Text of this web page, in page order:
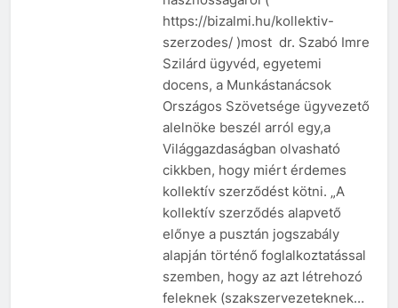
https://bizalmi.hu/kollektiv-
szerzodes/ )most dr. Szabó Imre
Szilárd ügyvéd, egyetemi
docens, a Munkástanácsok
Országos Szövetsége ügyvezető
alelnöke beszél arról egy,a
Világgazdaságban olvasható
cikkben, hogy miért érdemes
kollektív szerződést kötni. „A
kollektív szerződés alapvető
előnye a pusztán jogszabály
alapján történő foglalkoztatással
szemben, hogy az azt létrehozó
feleknek (szakszervezeteknek…